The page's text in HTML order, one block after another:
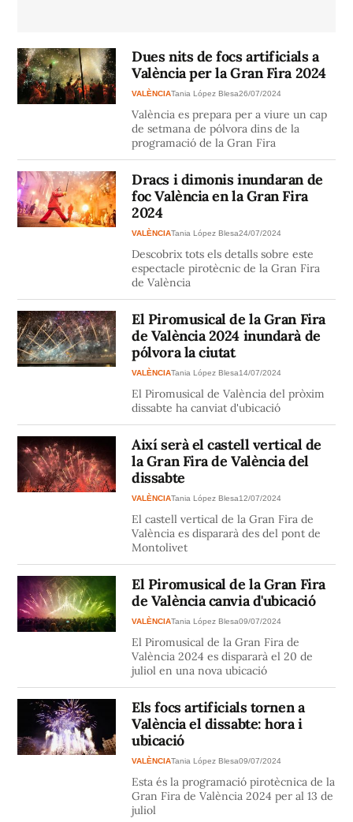
Dues nits de focs artificials a
València per la Gran Fira 2024
VALÈNCIATania López Blesa26/07/2024
València es prepara per a viure un cap
de setmana de pólvora dins de la
programació de la Gran Fira
Dracs i dimonis inundaran de
foc València en la Gran Fira
2024
VALÈNCIATania López Blesa24/07/2024
Descobrix tots els detalls sobre este
espectacle pirotècnic de la Gran Fira
de València
El Piromusical de la Gran Fira
de València 2024 inundarà de
pólvora la ciutat
VALÈNCIATania López Blesa14/07/2024
El Piromusical de València del pròxim
dissabte ha canviat d'ubicació
Així serà el castell vertical de
la Gran Fira de València del
dissabte
VALÈNCIATania López Blesa12/07/2024
El castell vertical de la Gran Fira de
València es dispararà des del pont de
Montolivet
El Piromusical de la Gran Fira
de València canvia d'ubicació
VALÈNCIATania López Blesa09/07/2024
El Piromusical de la Gran Fira de
València 2024 es dispararà el 20 de
juliol en una nova ubicació
Els focs artificials tornen a
València el dissabte: hora i
ubicació
VALÈNCIATania López Blesa09/07/2024
Esta és la programació pirotècnica de la
Gran Fira de València 2024 per al 13 de
juliol